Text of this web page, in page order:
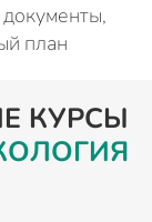
план
КУРСЫ